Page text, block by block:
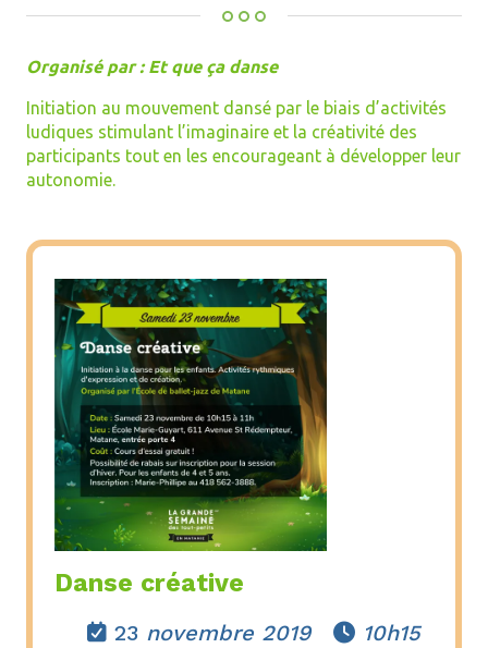
Organisé par : Et que ça danse
Initiation au mouvement dansé par le biais d’activités
ludiques stimulant l’imaginaire et la créativité des
participants tout en les encourageant à développer leur
autonomie.
Danse créative
23 novembre 2019 10h15